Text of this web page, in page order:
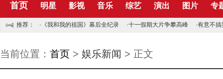
首页 明星 影视 音乐 综艺 演出 图片 专
推荐： · 《我和我的祖国》幕后全纪录 ·十一假期大片争攀高峰 ·有意不搞
当前位置： 首页 > 娱乐新闻 > 正文